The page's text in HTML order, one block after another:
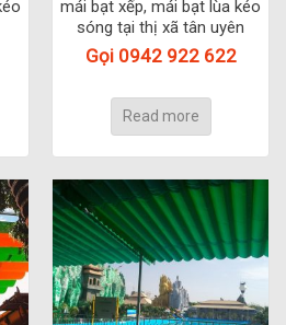
mái bạt xếp, mái bạt lùa kéo
sóng tại thị xã tân uyên
Gọi 0942 922 622
Read more